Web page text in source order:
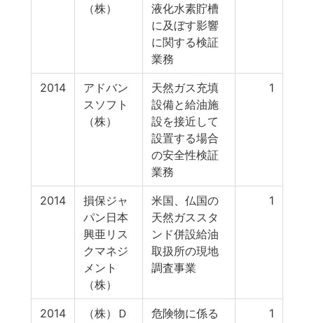
（株）
液化水素貯槽
に及ぼす影響
に関する検証
業務
2014
アドバン
スソフト
（株）
天然ガス充填
設備と給油施
設を接近して
設置する場合
の安全性検証
業務
1
2014
損保ジャ
パン日本
興亜リス
クマネジ
メント
（株）
米国、仏国の
天然ガススタ
ンド併設給油
取扱所の現地
調査事業
1
2014
（株）Ｄ
危険物に係る
1